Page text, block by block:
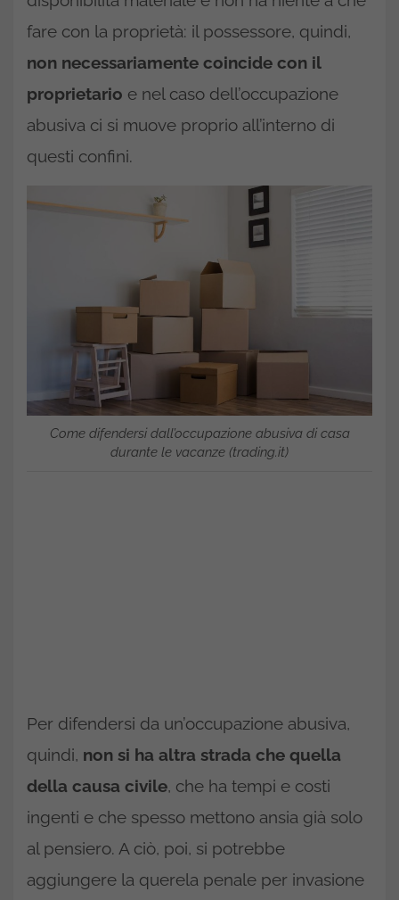
fare con la proprietà: il possessore, quindi,
non necessariamente coincide con il
proprietario e nel caso dell’occupazione
abusiva ci si muove proprio all’interno di
questi confini.
Come difendersi dall’occupazione abusiva di casa
durante le vacanze (trading.it)
Per difendersi da un’occupazione abusiva,
quindi, non si ha altra strada che quella
della causa civile, che ha tempi e costi
ingenti e che spesso mettono ansia già solo
al pensiero. A ciò, poi, si potrebbe
aggiungere la querela penale per invasione